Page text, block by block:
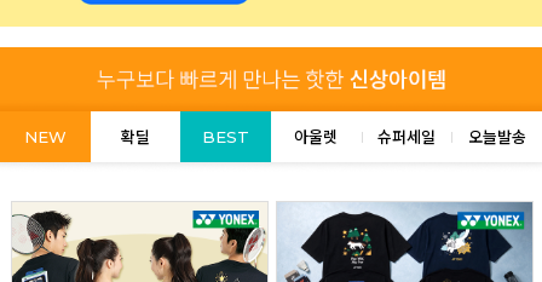
NEW 확딜 BEST 아울렛 슈퍼세일 오늘발송